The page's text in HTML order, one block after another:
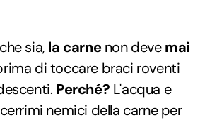
sia, la carnenon devemai
di toccare braci roventi
Perché? L'acqua e
nemici della carne per